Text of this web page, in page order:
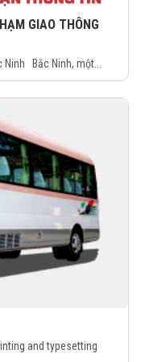
GIAO THÔNG
Bắc Ninh, một...
and typesetting